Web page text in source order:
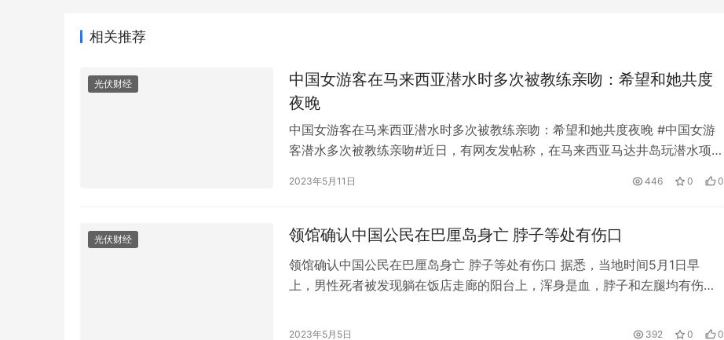
相关推荐
光伏财经
中国女游客在马来西亚潜水时多次被教练亲吻：希望和她共度
夜晚
中国女游客在马来西亚潜水时多次被教练亲吻：希望和她共度夜晚 #中国女游
客潜水多次被教练亲吻#近日，有网友发帖称，在马来西亚马达井岛玩潜水项目
10日，从马来西亚警方获悉，当地警方已就此事立案，并于7日逮捕了潜水教
沙巴州东…
2023年5月11日 446 0 0
光伏财经 领馆确认中国公民在巴厘岛身亡 脖子等处有伤口
领馆确认中国公民在巴厘岛身亡 脖子等处有伤口 据悉，当地时间5月1日早
上，男性死者被发现躺在饭店走廊的阳台上，浑身是血，脖子和左腿均有伤
裸。目前案件正在调查中。 5月4日上午，中国驻登巴萨总领事馆向南都记者表
2023年5月5日 392 0 0